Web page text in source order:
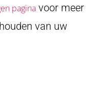
pagina voor meer
van uw